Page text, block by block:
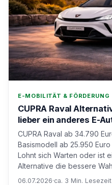
E-MOBILITÄT & FÖRDERUNG
CUPRA Raval
lieber ein anderes E-
CUPRA Raval ab 34.790
Basismodell ab 25.950
Lohnt sich Warten oder ist
Alternative die bessere
06.07.2026·ca. 3 Min. Lesezeit